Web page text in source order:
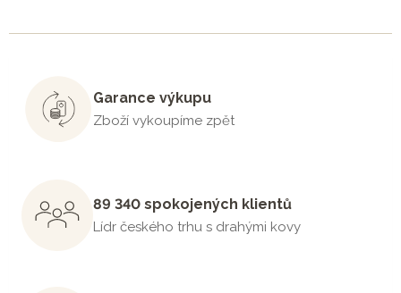
Garance výkupu
Zboží vykoupíme zpět
89 340 spokojených klientů
Lídr českého trhu s drahými kovy